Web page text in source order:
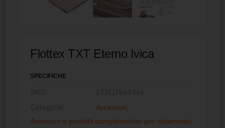
Flottex TXT Eterno Ivica
SPECIFICHE
Accessori
Accessori e prodotti complementari per isolamento